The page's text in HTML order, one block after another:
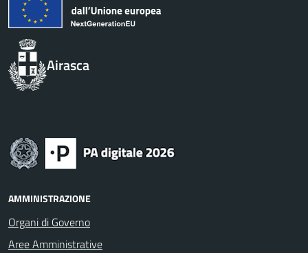
Airasca
AMMINISTRAZIONE
Organi di Governo
Aree Amministrative